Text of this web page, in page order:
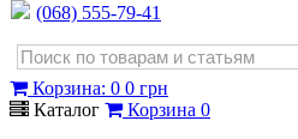
(068) 555-79-41
Корзина: 0 0 грн
Каталог
Корзина 0